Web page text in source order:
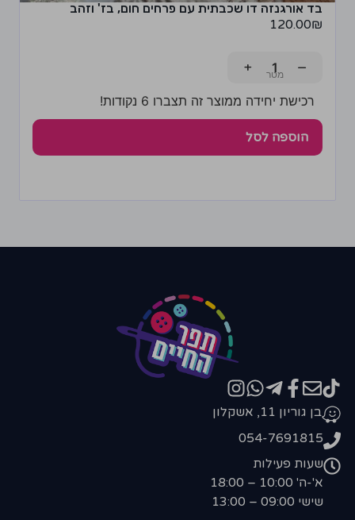
בד אורגנזה דו שכבתית עם פרחים חום, בז' וזהב
120.00₪
−
+
רכישת יחידה ממוצר זה תצברו 6 נקודות!
הוספה לסל
בן גוריון 11, אשקלון
054-7691815
שעות פעילות
א'-ה' 10:00 – 18:00
שישי 09:00 – 13:00